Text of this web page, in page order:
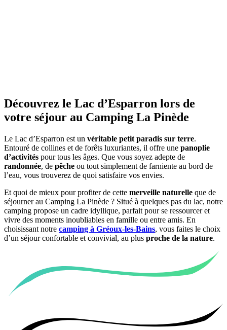
Découvrez le Lac d’Esparron lors de
votre séjour au Camping La Pinède
Le Lac d’Esparron est un véritable petit paradis sur terre.
Entouré de collines et de forêts luxuriantes, il offre une panoplie
d’activités pour tous les âges. Que vous soyez adepte de
randonnée, de pêche ou tout simplement de farniente au bord de
l’eau, vous trouverez de quoi satisfaire vos envies.
Et quoi de mieux pour profiter de cette merveille naturelle que de
séjourner au Camping La Pinède ? Situé à quelques pas du lac, notre
camping propose un cadre idyllique, parfait pour se ressourcer et
vivre des moments inoubliables en famille ou entre amis. En
choisissant notre camping à Gréoux-les-Bains, vous faites le choix
d’un séjour confortable et convivial, au plus proche de la nature.